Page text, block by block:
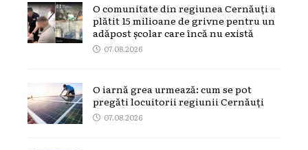
O comunitate din regiunea Cernăuți a
plătit 15 milioane de grivne pentru un
adăpost școlar care încă nu există
07.08.2026
O iarnă grea urmează: cum se pot
pregăti locuitorii regiunii Cernăuți
07.08.2026